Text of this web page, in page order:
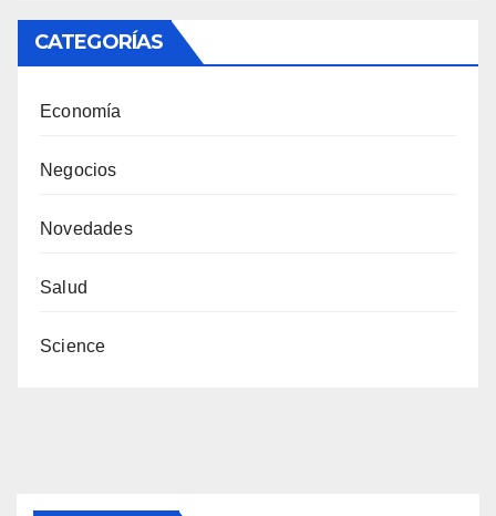
CATEGORÍAS
Economía
Negocios
Novedades
Salud
Science